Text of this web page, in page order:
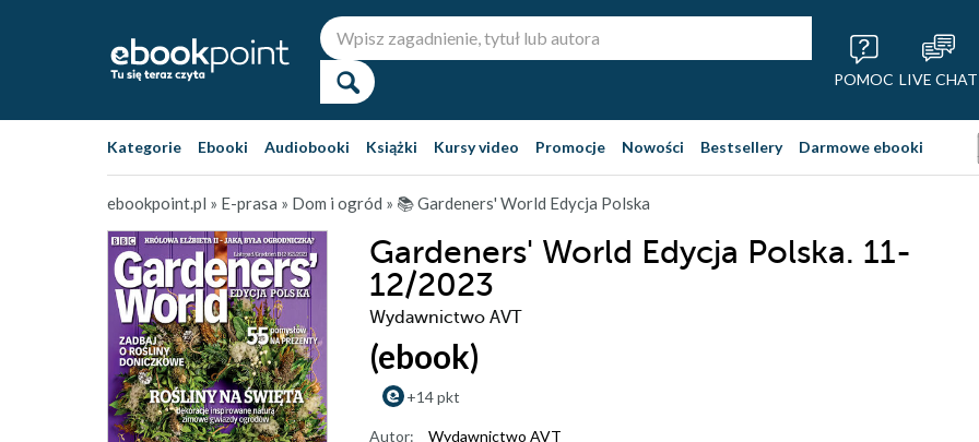
POMOC LIVE CHAT
Kategorie Ebooki Audiobooki Książki Kursy video Promocje Nowości Bestsellery Darmowe ebooki
ebookpoint.pl » E-prasa » Dom i ogród » 📚 Gardeners' World Edycja Polska
Gardeners' World Edycja Polska. 11-
12/2023
Wydawnictwo AVT
(ebook)
+14 pkt
Autor:
Wydawnictwo AVT